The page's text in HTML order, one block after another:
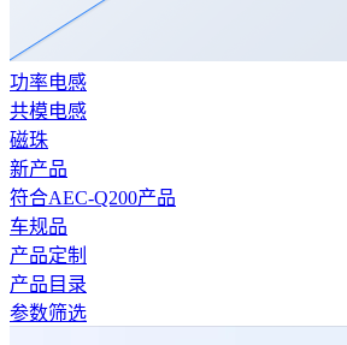
功率电感
共模电感
磁珠
新产品
符合AEC-Q200产品
车规品
产品定制
产品目录
参数筛选